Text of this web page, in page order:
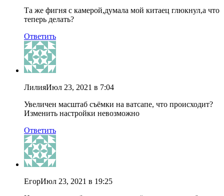
Та же фигня с камерой,думала мой китаец глюкнул,а что
теперь делать?
Ответить
ЛилияИюл 23, 2021 в 7:04
Увеличен масштаб съёмки на ватсапе, что происходит?
Изменить настройки невозможно
Ответить
ЕгорИюл 23, 2021 в 19:25